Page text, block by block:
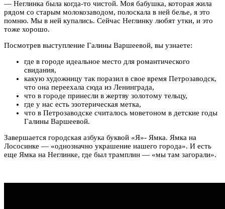
— Неглинка была когда-то чистой. Моя бабушка, которая жила
рядом со старым молокозаводом, полоскала в ней белье, я это
помню. Мы в ней купались. Сейчас Неглинку любят утки, и это
тоже хорошо.
Посмотрев выступление Галины Варшеевой, вы узнаете:
где в городе идеальное место для романтического
свидания,
какую художницу так поразил в свое время Петрозаводск,
что она переехала сюда из Ленинграда,
что в городе принесли в жертву золотому тельцу,
где у нас есть эзотерическая метка,
что в Петрозаводске считалось моветоном в детские годы
Галины Варшеевой.
Завершается городская азбука буквой «Я»- Ямка. Ямка на
Лососинке — «однозначно украшение нашего города». И есть
еще Ямка на Неглинке, где был трамплин — «мы там загорали».